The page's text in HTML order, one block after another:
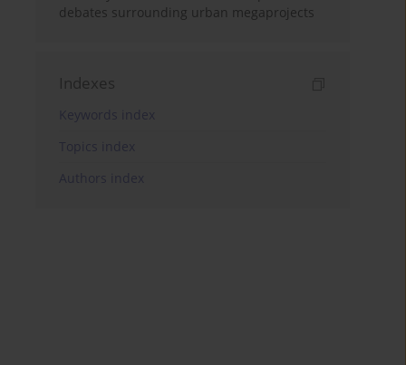
debates surrounding urban megaprojects
Indexes
Keywords index
Topics index
Authors index